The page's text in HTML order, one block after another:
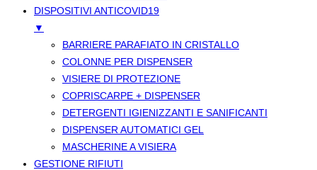
DISPOSITIVI ANTICOVID19
▼
BARRIERE PARAFIATO IN CRISTALLO
COLONNE PER DISPENSER
VISIERE DI PROTEZIONE
COPRISCARPE + DISPENSER
DETERGENTI IGIENIZZANTI E SANIFICANTI
DISPENSER AUTOMATICI GEL
MASCHERINE A VISIERA
GESTIONE RIFIUTI